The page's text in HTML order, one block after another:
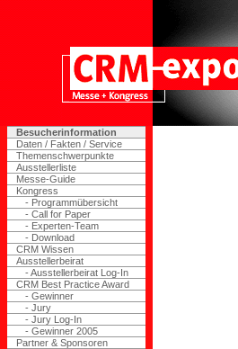
Besucherinformation
Daten / Fakten / Service
Themenschwerpunkte
Ausstellerliste
Messe-Guide
Kongress
- Programmübersicht
- Call for Paper
- Experten-Team
- Download
CRM Wissen
Ausstellerbeirat
- Ausstellerbeirat Log-In
CRM Best Practice Award
- Gewinner
- Jury
- Jury Log-In
- Gewinner 2005
Partner & Sponsoren